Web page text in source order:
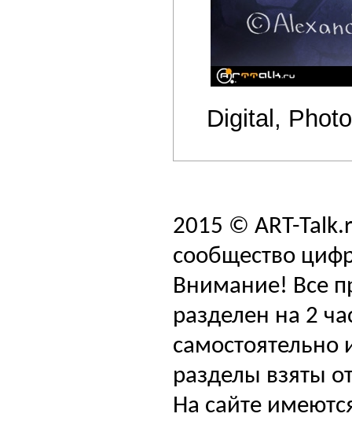
Digital,
2015 © ART-
сообщество
Внимание! Все
разделен на 2
самостоятельно
разделы взяты
На сайте